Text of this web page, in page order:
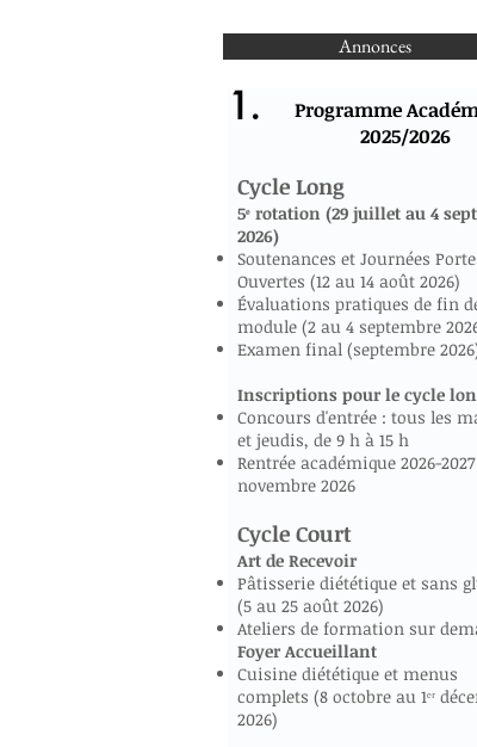
Annonces
Programme
2025/2026
Cycle Long
5ᵉ rotation (29 juillet au 4
2026)
Soutenances et Journées
Ouvertes (12 au 14 août 2026)
Évaluations pratiques de fin
module (2 au 4 septembre
Examen final (septembre
Inscriptions pour le cycle
Concours d'entrée : tous les
et jeudis, de 9 h à 15 h
Rentrée académique 2026-
novembre 2026
Cycle Court
Art de Recevoir
Pâtisserie diététique et sans
(5 au 25 août 2026)
Ateliers de formation sur
Foyer Accueillant
Cuisine diététique et menus
complets (8 octobre au 1ᵉʳ
2026)
1.